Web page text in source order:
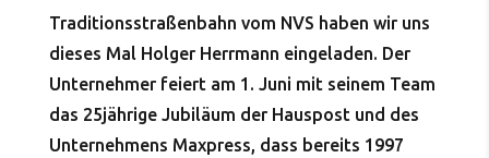
Traditionsstraßenbahn vom NVS haben wir uns
dieses Mal Holger Herrmann eingeladen. Der
Unternehmer feiert am 1. Juni mit seinem Team
das 25jährige Jubiläum der Hauspost und des
Unternehmens Maxpress, dass bereits 1997